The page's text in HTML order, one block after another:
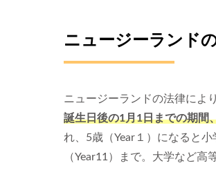
ニュージーランド
ニュージーランドの法律によ
誕生日後の1月1日までの期間
れ、5歳（Year１）になると
（Year11）まで。大学など